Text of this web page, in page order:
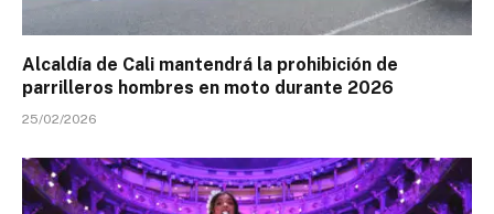
Alcaldía de Cali mantendrá la prohibición de
parrilleros hombres en moto durante 2026
25/02/2026